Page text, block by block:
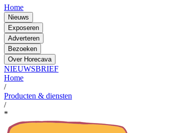
Home
Nieuws
Exposeren
Adverteren
Bezoeken
Over Horecava
NIEUWSBRIEF
Home
/
Producten & diensten
/
*